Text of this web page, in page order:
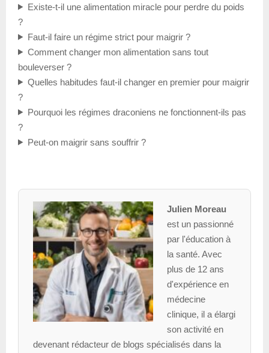
Existe-t-il une alimentation miracle pour perdre du poids
?
Faut-il faire un régime strict pour maigrir ?
Comment changer mon alimentation sans tout
bouleverser ?
Quelles habitudes faut-il changer en premier pour maigrir
?
Pourquoi les régimes draconiens ne fonctionnent-ils pas
?
Peut-on maigrir sans souffrir ?
Julien Moreau
est un passionné
par l'éducation à
la santé. Avec
plus de 12 ans
d'expérience en
médecine
clinique, il a élargi
son activité en
devenant rédacteur de blogs spécialisés dans la